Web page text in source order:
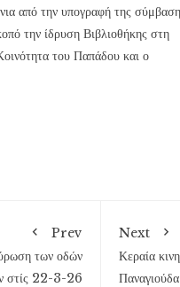
από την υπογραφή της
την ίδρυση Βιβλιοθήκης στη
του Παπάδου και ο
Prev
των οδών
στίς 22-3-26
Next
Κεραία